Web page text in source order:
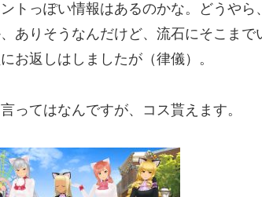
トっぽい情報はあるのかな。どうや
ありそうなんだけど、流石にそこま
お返しはしましたが（律儀）。
ってはなんですが、コス貰えます。